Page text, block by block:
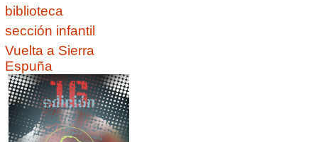
biblioteca
sección infantil
Vuelta a Sierra
Espuña